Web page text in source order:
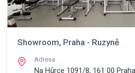
Showroom, Praha - Ruzyně
Adresa
Na Hůrce 1091/8, 161 00